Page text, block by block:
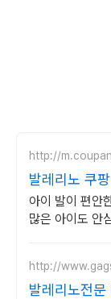
http://
발레리노 쿠
아이 발이 편안
많은 아이도 안
http://
발레리노전문